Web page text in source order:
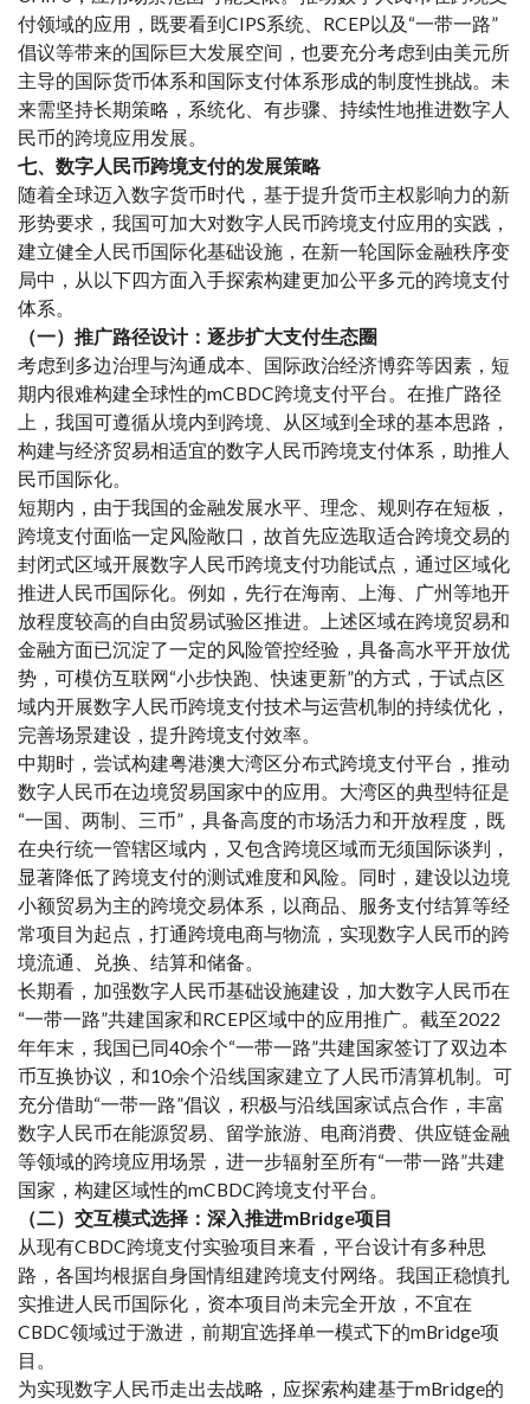
付领域的应用，既要看到CIPS系统、RCEP以及“一带一路”
倡议等带来的国际巨大发展空间，也要充分考虑到由美元所
主导的国际货币体系和国际支付体系形成的制度性挑战。未
来需坚持长期策略，系统化、有步骤、持续性地推进数字人
民币的跨境应用发展。
七、数字人民币跨境支付的发展策略
随着全球迈入数字货币时代，基于提升货币主权影响力的新
形势要求，我国可加大对数字人民币跨境支付应用的实践，
建立健全人民币国际化基础设施，在新一轮国际金融秩序变
局中，从以下四方面入手探索构建更加公平多元的跨境支付
体系。
（一）推广路径设计：逐步扩大支付生态圈
考虑到多边治理与沟通成本、国际政治经济博弈等因素，短
期内很难构建全球性的mCBDC跨境支付平台。在推广路径
上，我国可遵循从境内到跨境、从区域到全球的基本思路，
构建与经济贸易相适宜的数字人民币跨境支付体系，助推人
民币国际化。
短期内，由于我国的金融发展水平、理念、规则存在短板，
跨境支付面临一定风险敞口，故首先应选取适合跨境交易的
封闭式区域开展数字人民币跨境支付功能试点，通过区域化
推进人民币国际化。例如，先行在海南、上海、广州等地开
放程度较高的自由贸易试验区推进。上述区域在跨境贸易和
金融方面已沉淀了一定的风险管控经验，具备高水平开放优
势，可模仿互联网“小步快跑、快速更新”的方式，于试点区
域内开展数字人民币跨境支付技术与运营机制的持续优化，
完善场景建设，提升跨境支付效率。
中期时，尝试构建粤港澳大湾区分布式跨境支付平台，推动
数字人民币在边境贸易国家中的应用。大湾区的典型特征是
“一国、两制、三币”，具备高度的市场活力和开放程度，既
在央行统一管辖区域内，又包含跨境区域而无须国际谈判，
显著降低了跨境支付的测试难度和风险。同时，建设以边境
小额贸易为主的跨境交易体系，以商品、服务支付结算等经
常项目为起点，打通跨境电商与物流，实现数字人民币的跨
境流通、兑换、结算和储备。
长期看，加强数字人民币基础设施建设，加大数字人民币在
“一带一路”共建国家和RCEP区域中的应用推广。截至2022
年年末，我国已同40余个“一带一路”共建国家签订了双边本
币互换协议，和10余个沿线国家建立了人民币清算机制。可
充分借助“一带一路”倡议，积极与沿线国家试点合作，丰富
数字人民币在能源贸易、留学旅游、电商消费、供应链金融
等领域的跨境应用场景，进一步辐射至所有“一带一路”共建
国家，构建区域性的mCBDC跨境支付平台。
（二）交互模式选择：深入推进mBridge项目
从现有CBDC跨境支付实验项目来看，平台设计有多种思
路，各国均根据自身国情组建跨境支付网络。我国正稳慎扎
实推进人民币国际化，资本项目尚未完全开放，不宜在
CBDC领域过于激进，前期宜选择单一模式下的mBridge项
目。
为实现数字人民币走出去战略，应探索构建基于mBridge的